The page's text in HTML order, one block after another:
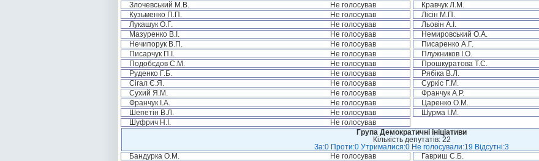
Злочевський М.В.
Не голосував Кравчук Л.М.
Кузьменко П.П.
Не голосував Лісін М.П.
Лукашук О.Г.
Не голосував Льовін А.І.
Мазуренко В.І.
Не голосував Немировський О.А.
Нечипорук В.П.
Не голосував Писаренко А.Г.
Писарчук П.І.
Не голосував Плужников І.О.
Подобєдов С.М.
Не голосував Прошкуратова Т.С.
Руденко Г.Б.
Не голосував Рябіка В.Л.
Сігал Є.Я.
Не голосував Суркіс Г.М.
Сухий Я.М.
Не голосував Франчук А.Р.
Франчук І.А.
Не голосував Царенко О.М.
Шепетін В.Л.
Не голосував Шурма І.М.
Шуфрич Н.І.
Не голосував
Група Демократичні ініціативи
Кількість депутатів: 22
За:0 Проти:0 Утрималися:0 Не голосували:19 Відсутні:3
Бандурка О.М.
Не голосував Гавриш С.Б.